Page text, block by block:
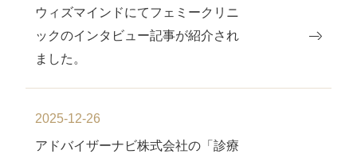
ウィズマインドにてフェミークリニ
ックのインタビュー記事が紹介され
ました。
2025-12-26
アドバイザーナビ株式会社の「診療